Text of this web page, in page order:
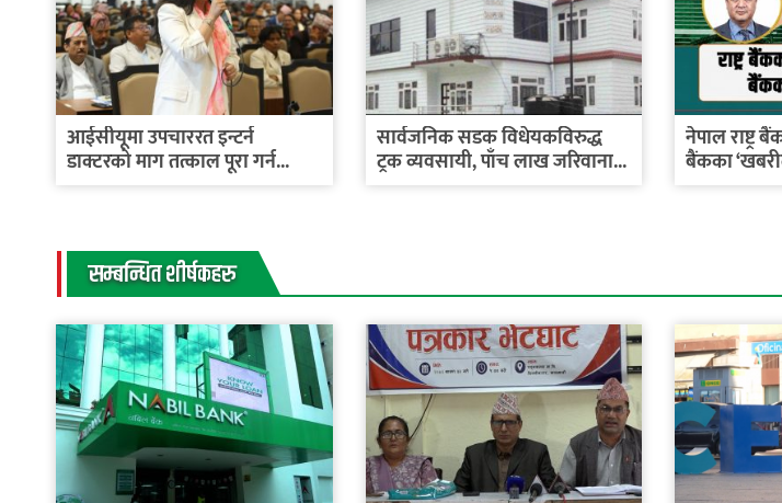
आईसीयूमा उपचाररत इन्टर्न
डाक्टरको माग तत्काल पूरा गर्न...
सार्वजनिक सडक विधेयकविरुद्ध
ट्रक व्यवसायी, पाँच लाख जरिवाना...
नेपाल राष्ट्र
बैंकका
सम्बन्धित शीर्षकहरु